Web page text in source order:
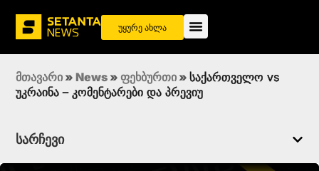
უყურე ახლა
მთავარი » News » ფეხბურთი » საქართველო vs
უკრაინა – კომენტარები და პრევიუ
სარჩევი